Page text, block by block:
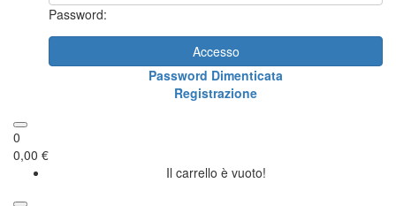
Password:
Accesso
Password Dimenticata
Registrazione
0
0,00 €
Il carrello è vuoto!